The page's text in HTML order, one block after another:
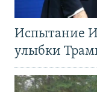
Испытание
улыбки